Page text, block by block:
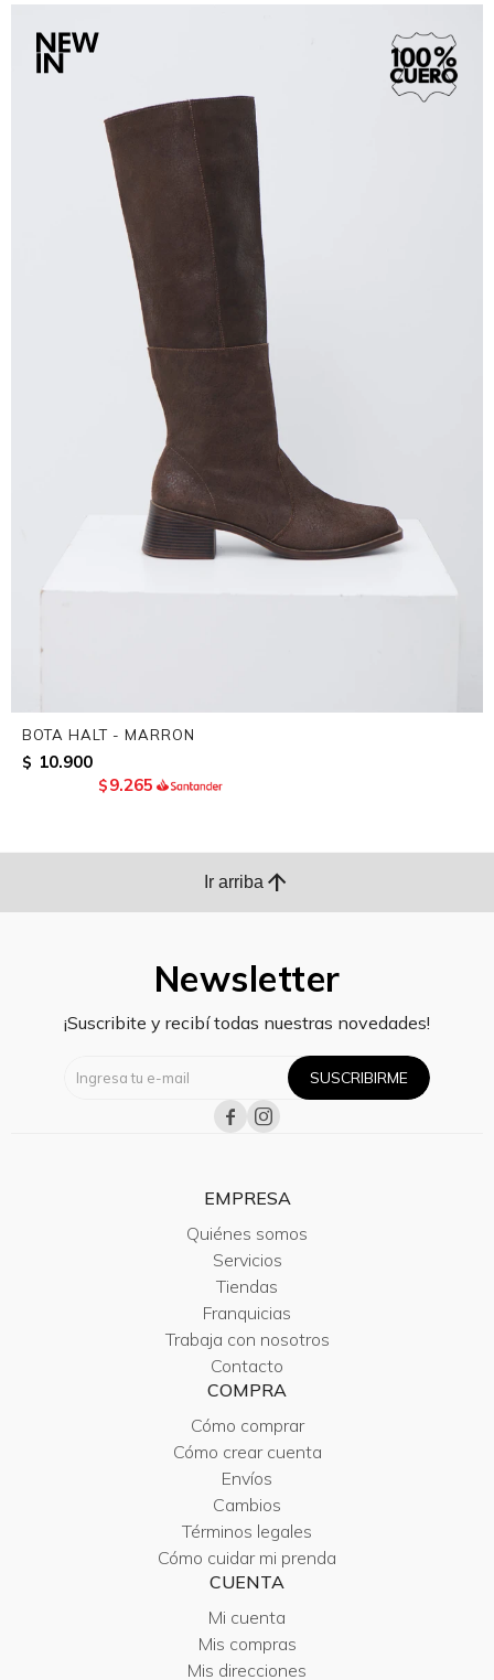
BOTA HALT - MARRON
$ 10.900
$9.265
Ir arriba arrow_upward
Newsletter
¡Suscribite y recibí todas nuestras novedades!
SUSCRIBIRME
 
EMPRESA
Quiénes somos
Servicios
Tiendas
Franquicias
Trabaja con nosotros
Contacto
COMPRA
Cómo comprar
Cómo crear cuenta
Envíos
Cambios
Términos legales
Cómo cuidar mi prenda
CUENTA
Mi cuenta
Mis compras
Mis direcciones